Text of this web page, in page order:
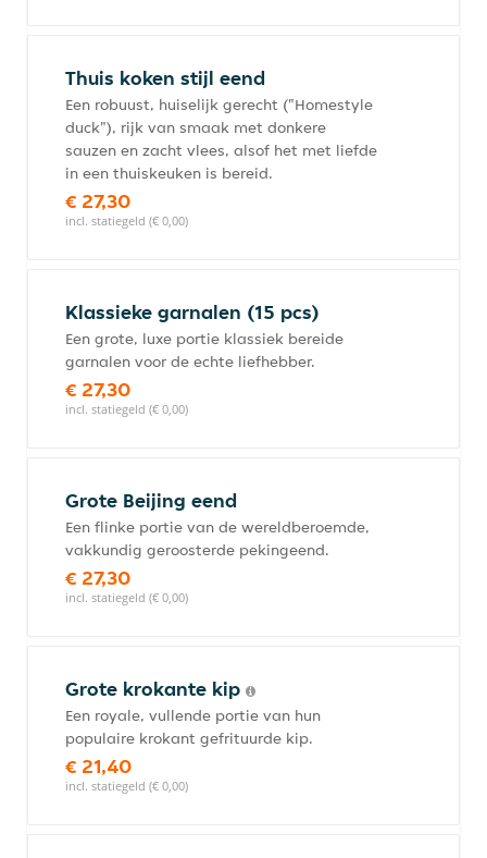
Thuis koken stijl eend
Een robuust, huiselijk gerecht ("Homestyle
duck"), rijk van smaak met donkere
sauzen en zacht vlees, alsof het met liefde
in een thuiskeuken is bereid.
€ 27,30
incl. statiegeld (€ 0,00)
Klassieke garnalen (15 pcs)
Een grote, luxe portie klassiek bereide
garnalen voor de echte liefhebber.
€ 27,30
incl. statiegeld (€ 0,00)
Grote Beijing eend
Een flinke portie van de wereldberoemde,
vakkundig geroosterde pekingeend.
€ 27,30
incl. statiegeld (€ 0,00)
Grote krokante kip
Een royale, vullende portie van hun
populaire krokant gefrituurde kip.
€ 21,40
incl. statiegeld (€ 0,00)